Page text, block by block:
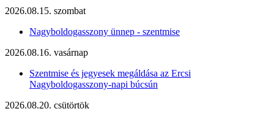
2026.08.15. szombat
Nagyboldogasszony ünnep - szentmise
2026.08.16. vasárnap
Szentmise és jegyesek megáldása az Ercsi
Nagyboldogasszony-napi búcsún
2026.08.20. csütörtök